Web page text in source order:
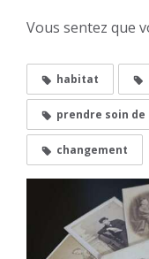
Vous sentez que
habitat
prendre soin de
changement